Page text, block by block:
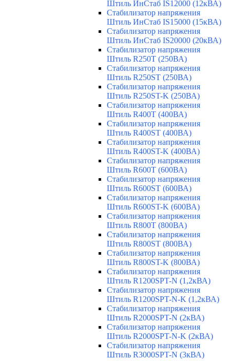
Штиль ИнСтаб IS12000 (12кВА)
Стабилизатор напряжения
Штиль ИнСтаб IS15000 (15кВА)
Стабилизатор напряжения
Штиль ИнСтаб IS20000 (20кВА)
Стабилизатор напряжения
Штиль R250T (250ВА)
Стабилизатор напряжения
Штиль R250ST (250ВА)
Стабилизатор напряжения
Штиль R250ST-K (250ВА)
Стабилизатор напряжения
Штиль R400T (400ВА)
Стабилизатор напряжения
Штиль R400ST (400ВА)
Стабилизатор напряжения
Штиль R400ST-K (400ВА)
Стабилизатор напряжения
Штиль R600T (600ВА)
Стабилизатор напряжения
Штиль R600ST (600ВА)
Стабилизатор напряжения
Штиль R600ST-K (600ВА)
Стабилизатор напряжения
Штиль R800T (800ВА)
Стабилизатор напряжения
Штиль R800ST (800ВА)
Стабилизатор напряжения
Штиль R800ST-K (800ВА)
Стабилизатор напряжения
Штиль R1200SPT-N (1,2кВА)
Стабилизатор напряжения
Штиль R1200SPT-N-K (1,2кВА)
Стабилизатор напряжения
Штиль R2000SPT-N (2кВА)
Стабилизатор напряжения
Штиль R2000SPT-N-K (2кВА)
Стабилизатор напряжения
Штиль R3000SPT-N (3кВА)